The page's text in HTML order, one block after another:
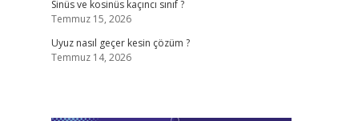
Sinüs ve kosinüs kaçıncı sınıf ?
Temmuz 15, 2026
Uyuz nasıl geçer kesin çözüm ?
Temmuz 14, 2026